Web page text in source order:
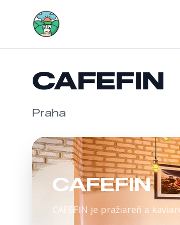
Výlety so psom
CAFEFIN
Praha
CAFEFIN
CAFEFIN je pražiareň a